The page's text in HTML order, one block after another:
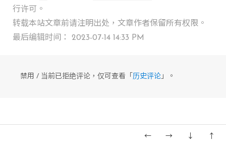
行许可。
转载本站文章前请注明出处，文章作者保留所有权限。
最后编辑时间： 2023-07-14 14:33 PM
← → ↓ ↑
禁用 / 当前已拒绝评论，仅可查看「 历史评论」。